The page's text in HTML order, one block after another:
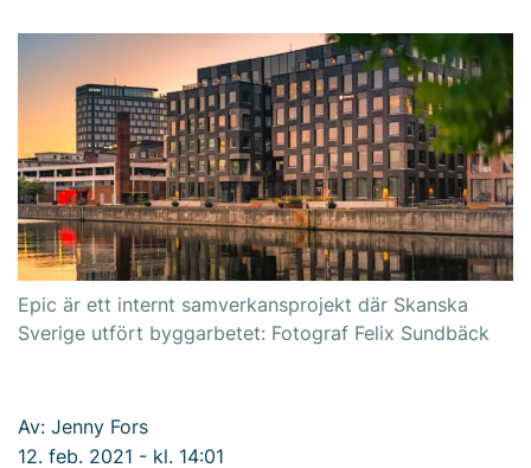
Epic är ett internt samverkansprojekt där Skanska
Sverige utfört byggarbetet: Fotograf Felix Sundbäck
Av: Jenny Fors
12. feb. 2021 - kl. 14:01